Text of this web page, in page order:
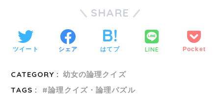
SHARE
ツイート シェア はてブ LINE Pocket
CATEGORY : 幼女の論理クイズ
TAGS :
論理クイズ・論理パズル